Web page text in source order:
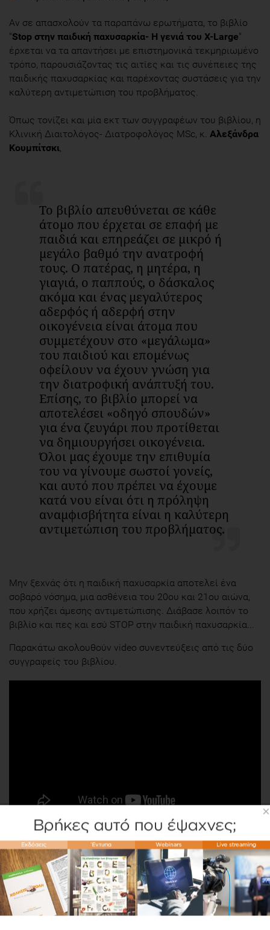
Αν σε απασχολούν τα παραπάνω ερωτήματα, τo βιβλίο
"Stop στην παιδική παχυσαρκία- Η γενιά του X-Large"
έρχεται να τα απαντήσει με επιστημονικά τεκμηριωμένο
τρόπο, παρουσιάζοντας τις αιτίες και τις συνέπειες της
παιδικής παχυσαρκίας και παρέχοντας συστάσεις για την
καλύτερη αντιμετώπιση του προβλήματος.
Όπως τονίζει και μία εκτ των συγγραφέων του βιβλίου, η
Κλινική Διαιτολόγος- Διατροφολόγος MSc, κ. Αλεξάνδρα
Κουμπίτσκι,
Το βιβλίο απευθύνεται σε κάθε
άτομο που έρχεται σε επαφή με
παιδιά και επηρεάζει σε μικρό ή
μεγάλο βαθμό την ανατροφή
τους. Ο πατέρας, η μητέρα, η
γιαγιά, ο παππούς, ο δάσκαλος
ακόμα και ένας μεγαλύτερος
αδερφός ή αδερφή στην
οικογένεια είναι άτομα που
συμμετέχουν στο «μεγάλωμα»
του παιδιού και επομένως
οφείλουν να έχουν γνώση για
την διατροφική ανάπτυξή του.
Επίσης, το βιβλίο μπορεί να
αποτελέσει «οδηγό σπουδών»
για ένα ζευγάρι που προτίθεται
να δημιουργήσει οικογένεια.
Όλοι μας έχουμε την επιθυμία
του να γίνουμε σωστοί γονείς,
και αυτό που πρέπει να έχουμε
κατά νου είναι ότι η πρόληψη
αναμφισβήτητα είναι η καλύτερη
αντιμετώπιση του προβλήματος.
Μην ξεχνάς ότι η παιδική παχυσαρκία αποτελεί ένα
σοβαρό νόσημα, μια ασθένεια του 20ου και 21ου αιώνα,
που χρήζει άμεσης αντιμετώπισης. Διάβασε λοιπόν το
βιβλίο και πες και εσύ STOP στην παιδική παχυσαρκία...
Παρακάτω ακολουθούν video συνεντεύξεις από τις δύο
συγγραφείς του βιβλίου.
×